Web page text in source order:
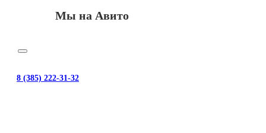
Мы на Авито
8 (385) 222-31-32